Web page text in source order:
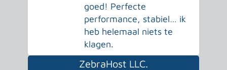
goed! Perfecte
performance, stabiel… ik
heb helemaal niets te
klagen.
ZebraHost LLC.